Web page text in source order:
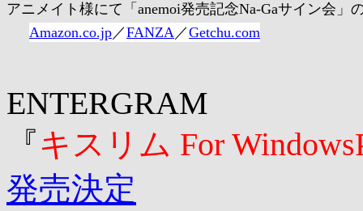
アニメイト様にて「anemoi発売記念Na-Gaサイン会」
Amazon.co.jp／FANZA／Getchu.com
ENTERGRAM
『キスリム For
発売決定